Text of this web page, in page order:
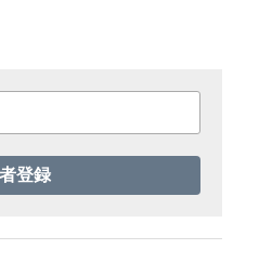
登録